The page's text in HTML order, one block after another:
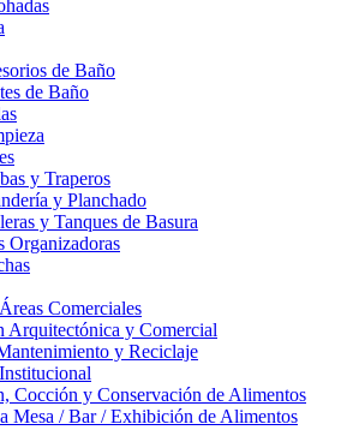
de Baño
de Baño
y Traperos
y Planchado
y Tanques de Basura
Organizadoras
Comerciales
Arquitectónica y Comercial
y Reciclaje
Cocción y Conservación de Alimentos
Mesa / Bar / Exhibición de Alimentos